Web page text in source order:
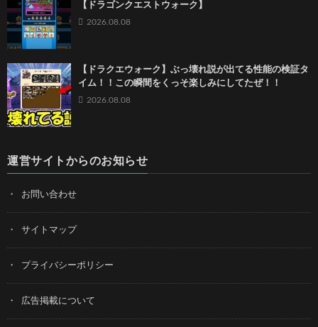
【ドラゴンクエストウォーク】
2026.08.08
【ドラクエウォーク】ぶっ壊れ説が出てる性能の検証タ
イム！！この瞬間をくっそ楽しみにしてたぜ！！
2026.08.08
運営サイトからのお知らせ
お問い合わせ
サイトマップ
プライバシーポリシー
広告掲載について